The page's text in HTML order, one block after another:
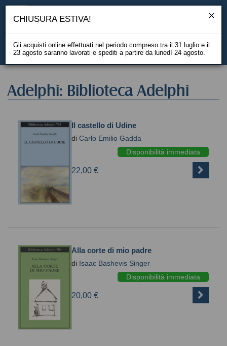
EN
Adelphi: Biblioteca Adelphi
Il castello di Udine
di Carlo Emilio Gadda
Disponibilità immediata
22,00 €
Alla corte di mio padre
di Isaac Bashevis Singer
Disponibilità immediata
20,00 €
CHIUSURA ESTIVA!
Gli acquisti online effettuati nel periodo compreso tra il 31 luglio e il
23 agosto saranno lavorati e spediti a partire da lunedì 24 agosto.